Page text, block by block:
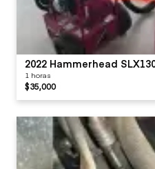
2022 Hammerhead
1 horas
$35,000